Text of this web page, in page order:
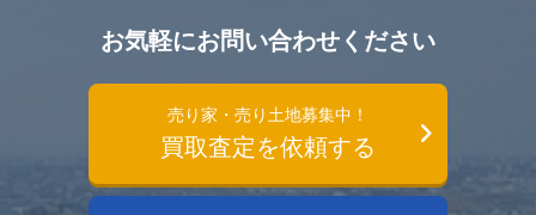
お気軽にお問い合わせください
売り家・売り土地募集中！
買取査定を依頼する